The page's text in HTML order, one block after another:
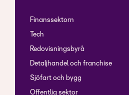
Finanssektorn
Tech
Redovisningsbyrå
Detaljhandel och franchise
Sjöfart och bygg
Offentlig sektor